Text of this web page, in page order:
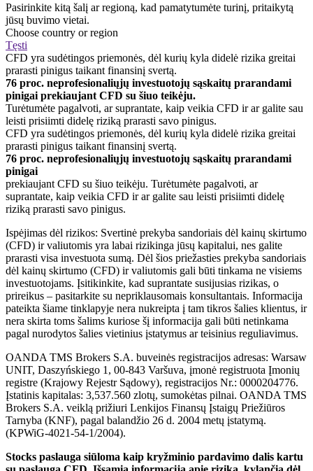
Pasirinkite kitą šalį ar regioną, kad pamatytumėte turinį, pritaikytą
jūsų buvimo vietai.
Choose country or region
Tęsti
CFD yra sudėtingos priemonės, dėl kurių kyla didelė rizika greitai
prarasti pinigus taikant finansinį svertą.
76 proc. neprofesionaliųjų investuotojų sąskaitų prarandami
pinigai prekiaujant CFD su šiuo teikėju.
Turėtumėte pagalvoti, ar suprantate, kaip veikia CFD ir ar galite sau
leisti prisiimti didelę riziką prarasti savo pinigus.
CFD yra sudėtingos priemonės, dėl kurių kyla didelė rizika greitai
prarasti pinigus taikant finansinį svertą.
76 proc. neprofesionaliųjų investuotojų sąskaitų prarandami
pinigai
prekiaujant CFD su šiuo teikėju. Turėtumėte pagalvoti, ar
suprantate, kaip veikia CFD ir ar galite sau leisti prisiimti didelę
riziką prarasti savo pinigus.
Ispėjimas dėl rizikos: Svertinė prekyba sandoriais dėl kainų skirtumo
(CFD) ir valiutomis yra labai rizikinga jūsų kapitalui, nes galite
prarasti visa investuota sumą. Dėl šios priežasties prekyba sandoriais
dėl kainų skirtumo (CFD) ir valiutomis gali būti tinkama ne visiems
investuotojams. Įsitikinkite, kad suprantate susijusias rizikas, o
prireikus – pasitarkite su nepriklausomais konsultantais. Informacija
pateikta šiame tinklapyje nera nukreipta į tam tikros šalies klientus, ir
nera skirta toms šalims kuriose šį informacija gali būti netinkama
pagal nurodytos šalies vietinius įstatymus ar teisinius reguliavimus.
OANDA TMS Brokers S.A. buveinės registracijos adresas: Warsaw
UNIT, Daszyńskiego 1, 00-843 Varšuva, įmonė registruota Įmonių
registre (Krajowy Rejestr Sądowy), registracijos Nr.: 0000204776.
Įstatinis kapitalas: 3,537.560 zlotų, sumokėtas pilnai. OANDA TMS
Brokers S.A. veiklą prižiuri Lenkijos Finansų Įstaigų Priežiūros
Tarnyba (KNF), pagal balandžio 26 d. 2004 metų įstatymą.
(KPWiG-4021-54-1/2004).
Stocks paslauga siūloma kaip kryžminio pardavimo dalis kartu